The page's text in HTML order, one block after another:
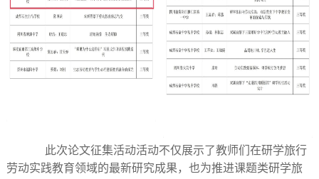
此次论文征集活动活动不仅展示了教师们在研学旅行
劳动实践教育领域的最新研究成果，也为推进课题类研学旅